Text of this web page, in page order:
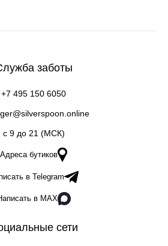
заботы
+7 495 150 6050
c 9 до 21 (МСК)
Адреса бутиков
в Telegram
в MAX
сети